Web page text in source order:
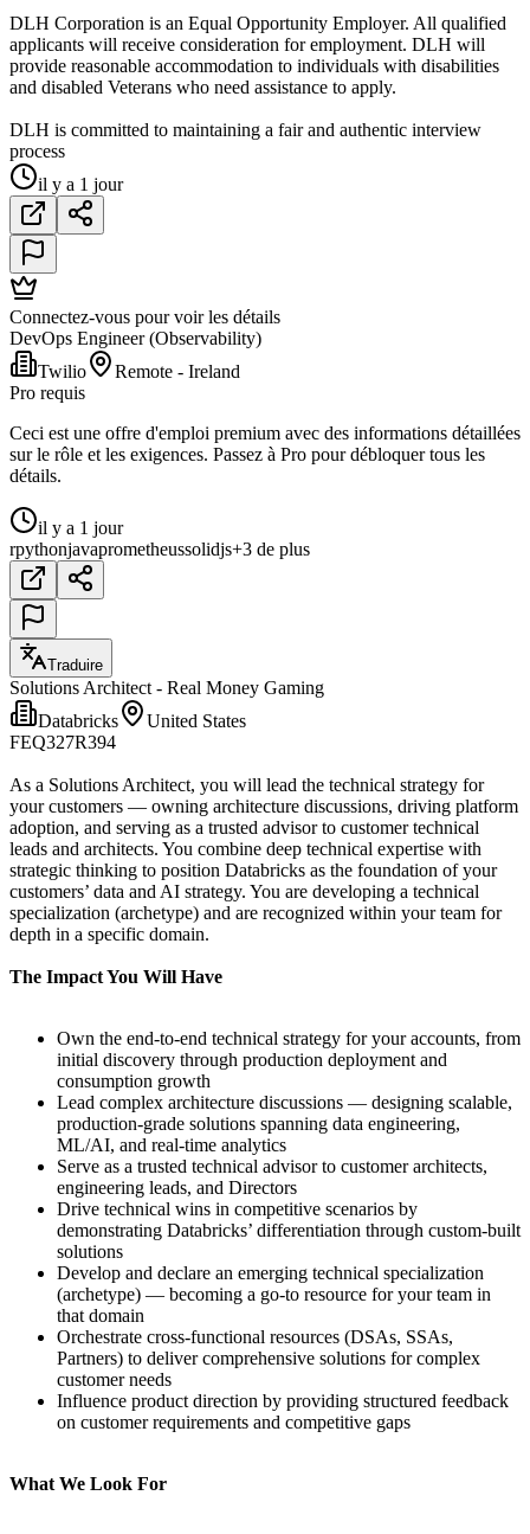
DLH Corporation is an Equal Opportunity Employer. All qualified
applicants will receive consideration for employment. DLH will
provide reasonable accommodation to individuals with disabilities
and disabled Veterans who need assistance to apply.
DLH is committed to maintaining a fair and authentic interview
process
il y a 1 jour
Connectez-vous pour voir les détails
DevOps Engineer (Observability)
Twilio
Remote - Ireland
Pro requis
Ceci est une offre d'emploi premium avec des informations détaillées
sur le rôle et les exigences. Passez à Pro pour débloquer tous les
détails.
il y a 1 jour
rpythonjavaprometheussolidjs+3 de plus
Traduire
Solutions Architect - Real Money Gaming
Databricks
United States
FEQ327R394
As a Solutions Architect, you will lead the technical strategy for
your customers — owning architecture discussions, driving platform
adoption, and serving as a trusted advisor to customer technical
leads and architects. You combine deep technical expertise with
strategic thinking to position Databricks as the foundation of your
customers’ data and AI strategy. You are developing a technical
specialization (archetype) and are recognized within your team for
depth in a specific domain.
The Impact You Will Have
Own the end-to-end technical strategy for your accounts, from
initial discovery through production deployment and
consumption growth
Lead complex architecture discussions — designing scalable,
production-grade solutions spanning data engineering,
ML/AI, and real-time analytics
Serve as a trusted technical advisor to customer architects,
engineering leads, and Directors
Drive technical wins in competitive scenarios by
demonstrating Databricks’ differentiation through custom-built
solutions
Develop and declare an emerging technical specialization
(archetype) — becoming a go-to resource for your team in
that domain
Orchestrate cross-functional resources (DSAs, SSAs,
Partners) to deliver comprehensive solutions for complex
customer needs
Influence product direction by providing structured feedback
on customer requirements and competitive gaps
What We Look For